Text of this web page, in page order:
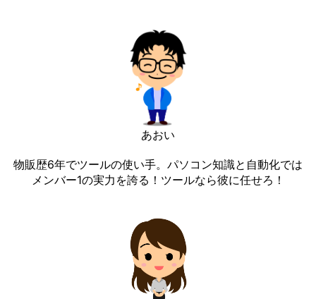
あおい
物販歴6年でツールの使い手。パソコン知識と自動化では
メンバー1の実力を誇る！ツールなら彼に任せろ！